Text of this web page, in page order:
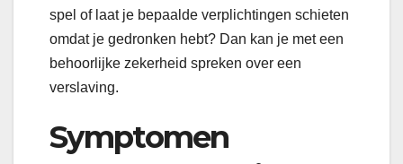
spel of laat je bepaalde verplichtingen schieten
omdat je gedronken hebt? Dan kan je met een
behoorlijke zekerheid spreken over een
verslaving.
Symptomen